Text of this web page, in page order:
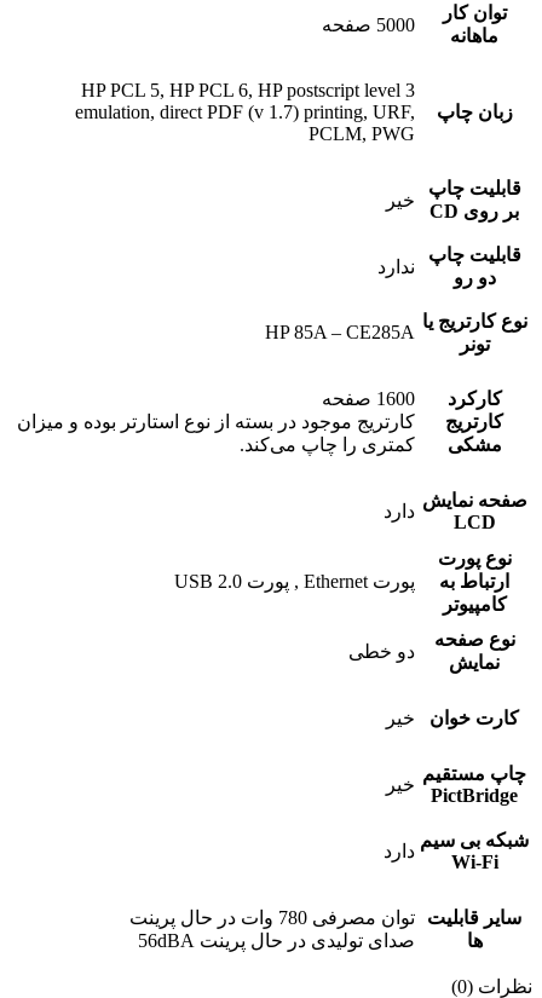
توان کار
ماهانه
5000 صفحه
زبان چاپ
HP PCL 5, HP PCL 6, HP postscript level 3
emulation, direct PDF (v 1.7) printing, URF,
PCLM, PWG
قابلیت چاپ
بر روی CD
خیر
قابلیت چاپ
دو رو
ندارد
نوع کارتریج یا
تونر
HP 85A – CE285A
کارکرد
کارتریج
مشکی
1600 صفحه
کارتریج موجود در بسته از نوع استارتر بوده و میزان
کمتری را چاپ می‌کند.
صفحه نمایش
LCD
دارد
نوع پورت
ارتباط به
کامپیوتر
پورت Ethernet , پورت USB 2.0
نوع صفحه
نمایش
دو خطی
کارت خوان خیر
چاپ مستقیم
PictBridge
خیر
شبکه بی سیم
Wi-Fi
دارد
سایر قابلیت
ها
توان مصرفی 780 وات در حال پرینت
صدای تولیدی در حال پرینت 56dBA
نظرات (0)